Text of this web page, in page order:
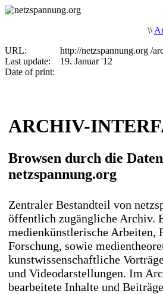
\\
URL:
http://netzspannung.org /
Last update:
19. Januar '12
Date of print:
ARCHIV-
Browsen durch die
netzspannung.org
Zentraler Bestandteil von
öffentlich zugängliche Archiv.
medienkünstlerische Arbeiten,
Forschung, sowie
kunstwissenschaftliche
und Videodarstellungen. Im
bearbeitete Inhalte und